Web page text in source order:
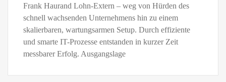
Frank Haurand Lohn-Extern – weg von Hürden des
schnell wachsenden Unternehmens hin zu einem
skalierbaren, wartungsarmen Setup. Durch effiziente
und smarte IT-Prozesse entstanden in kurzer Zeit
messbarer Erfolg. Ausgangslage